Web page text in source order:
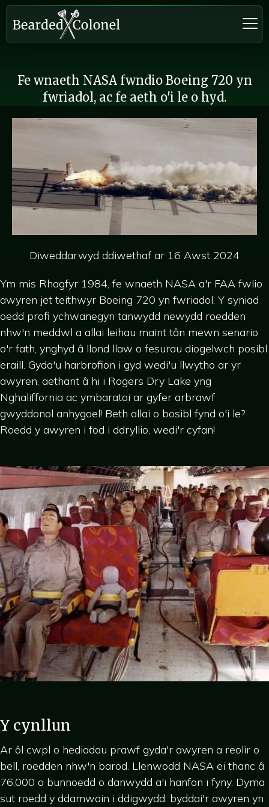
Fe wnaeth NASA fwndio Boeing 720 yn
fwriadol, ac fe aeth o'i le o hyd.
Diweddarwyd ddiwethaf ar 16 Awst 2024
Ym mis Rhagfyr 1984, fe wnaeth NASA a'r FAA fwlio
awyren jet teithwyr Boeing 720 yn fwriadol. Y syniad
oedd profi ychwanegyn tanwydd newydd roedden
nhw'n meddwl a allai leihau maint tân mewn senario
o'r fath, ynghyd â llond llaw o fesurau diogelwch posibl
eraill. Gyda'u harbrofion i gyd wedi'u llwytho ar yr
awyren, aethant â hi i Rogers Dry Lake yng
Nghaliffornia ac ymbaratoi ar gyfer arbrawf
gwyddonol anhygoel! Beth allai o bosibl fynd o'i le?
Roedd y awyren i fod i ddryllio, wedi'r cyfan!
Y cynllun
Ar ôl cwpl o hediadau prawf gyda'r awyren a reolir o
bell, roedden nhw'n barod. Llenwodd NASA ei thanc â
76,000 o bunnoedd o danwydd a'i hanfon i fyny. Dyma
sut roedd y ddamwain i ddigwydd: byddai'r awyren yn